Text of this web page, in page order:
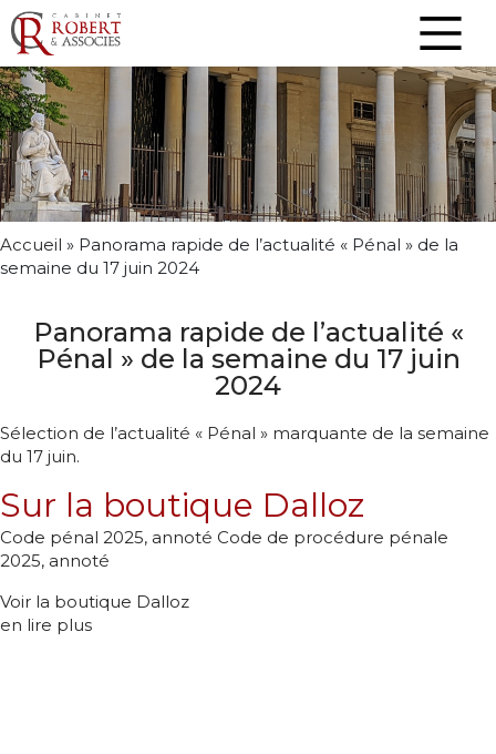
Accueil » Panorama rapide de l’actualité « Pénal » de la
semaine du 17 juin 2024
Panorama rapide de l’actualité «
Pénal » de la semaine du 17 juin
2024
Sélection de l’actualité « Pénal » marquante de la semaine
du 17 juin.
Sur la boutique Dalloz
Code pénal 2025, annoté Code de procédure pénale
2025, annoté
Voir la boutique Dalloz
en lire plus